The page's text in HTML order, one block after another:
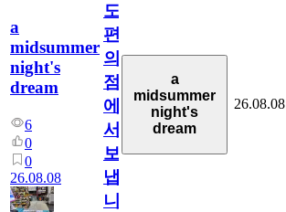
a
midsummer
night's
dream
6
0
0
26.08.08
도
편
의
점
에
서
보
냅
니
a
midsummer
night's
dream
26.08.08